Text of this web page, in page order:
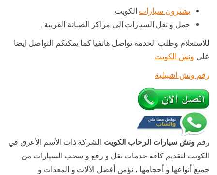
يشترون سيارات الكويت
حمل و نقل السيارات الى مراكز الصيانة القريبة .
للاستعلام وطلب الخدمة تواصل هاتفيا كما يمكنكم التواصل ايضا
على ونش الكويت
رقم ونش اشبيلية
رقم ونش سيارات الرحاب الكويت الشركة ذات الأسم الأعرق في
الكويت لتقديم كافة خدمات نقل و رفع و سحب السيارات من
جميع أنواعها و أحجامها ، نؤمن أفضل الآلات و المعدات و